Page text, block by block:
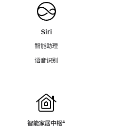
Siri
智能助理
语音识别
智能家居中枢脚
⁴